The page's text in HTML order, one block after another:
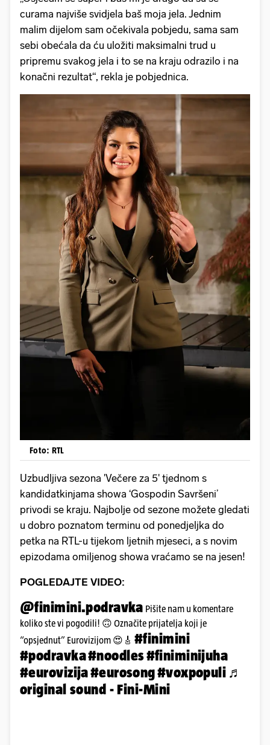
curama najviše svidjela baš moja jela. Jednim
malim dijelom sam očekivala pobjedu, sama sam
sebi obećala da ću uložiti maksimalni trud u
pripremu svakog jela i to se na kraju odrazilo i na
konačni rezultat“, rekla je pobjednica.
Foto: RTL
Uzbudljiva sezona 'Večere za 5' tjednom s
kandidatkinjama showa ‘Gospodin Savršeni’
privodi se kraju. Najbolje od sezone možete gledati
u dobro poznatom terminu od ponedjeljka do
petka na RTL-u tijekom ljetnih mjeseci, a s novim
epizodama omiljenog showa vraćamo se na jesen!
POGLEDAJTE VIDEO:
@finimini.podravka Pišite nam u komentare
koliko ste vi pogodili! 🙃 Označite prijatelja koji je
“opsjednut” Eurovizijom 😍🎸 #finimini
#podravka#noodles#finiminijuha
#eurovizija#eurosong#voxpopuli ♬
original sound - Fini-Mini